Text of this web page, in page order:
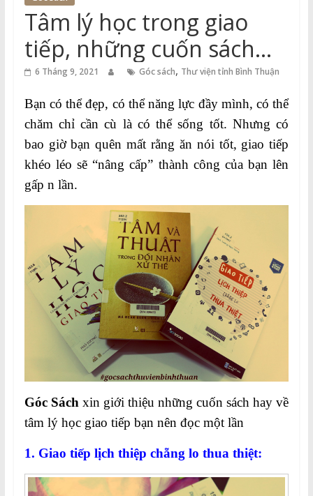
Thuận
Cổng
Vào
Tri
Tâm lý học trong giao
tiếp, những cuốn sách
hay bạn nên đọc một lần
6 Tháng 9, 2021 Góc sách, Thư viện tỉnh Bình Thuận
Bạn có thể đẹp, có thể năng lực đầy mình, có thể
chăm chỉ cần cù là có thể sống tốt. Nhưng có
bao giờ bạn quên mất rằng ăn nói tốt, giao tiếp
khéo léo sẽ “nâng cấp” thành công của bạn lên
gấp n lần.
Góc Sách xin giới thiệu những cuốn sách hay về
tâm lý học giao tiếp bạn nên đọc một lần
1. Giao tiếp lịch thiệp chẵng lo thua thiệt: